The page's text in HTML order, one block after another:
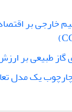
خارجی بر
گاز طبیعی بر
یک مدل